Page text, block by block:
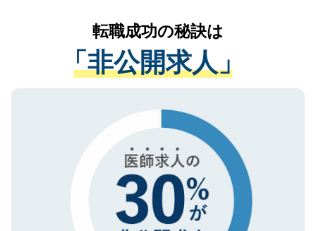
は、個人情報の取り扱いについての厳密な
管理基準を満たした事業者のみに付与され
る、プライバシーマークを取得済みです。
で、機密保持に関してもご安心ください。
かがいして、現在の医療機関の状況や紹介
経験をまじえながら、適切なアドバイスを
させていただきます。すぐにご転職をされ
ない方には、長期的なサポートが可能です
ので、まずはご登録ください。
転職成功の秘訣は
「非公開求人」